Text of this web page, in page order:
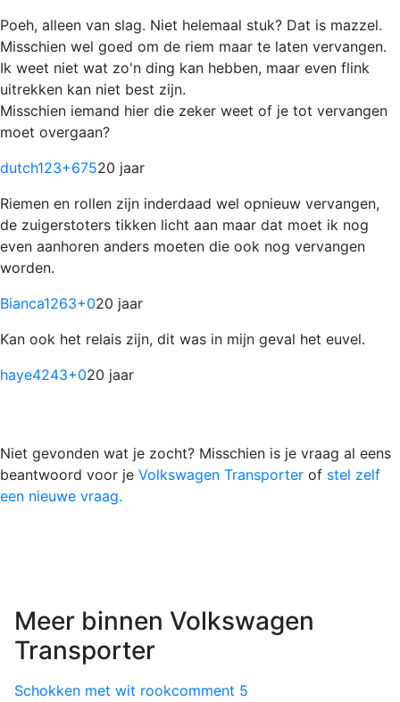
Poeh, alleen van slag. Niet helemaal stuk? Dat is mazzel.
Misschien wel goed om de riem maar te laten vervangen.
Ik weet niet wat zo'n ding kan hebben, maar even flink
uitrekken kan niet best zijn.
Misschien iemand hier die zeker weet of je tot vervangen
moet overgaan?
dutch123+67520 jaar
Riemen en rollen zijn inderdaad wel opnieuw vervangen,
de zuigerstoters tikken licht aan maar dat moet ik nog
even aanhoren anders moeten die ook nog vervangen
worden.
Bianca1263+020 jaar
Kan ook het relais zijn, dit was in mijn geval het euvel.
haye4243+020 jaar
Niet gevonden wat je zocht? Misschien is je vraag al eens
beantwoord voor je Volkswagen Transporter of stel zelf
een nieuwe vraag.
Meer binnen Volkswagen
Transporter
Schokken met wit rookcomment 5